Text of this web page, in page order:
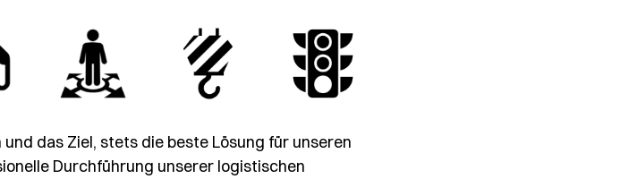
das Ziel, stets die beste Lösung für unseren
Durchführung unserer logistischen